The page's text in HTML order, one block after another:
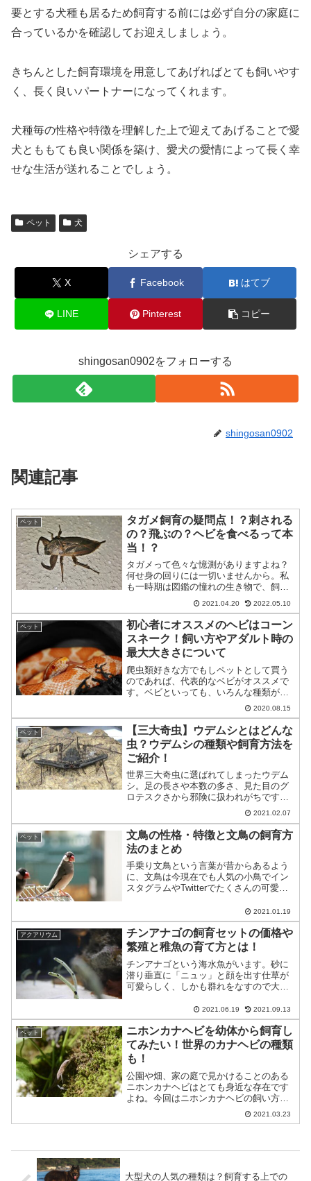
要とする犬種も居るため飼育する前には必ず自分の家庭に
合っているかを確認してお迎えしましょう。
きちんとした飼育環境を用意してあげればとても飼いやす
く、長く良いパートナーになってくれます。
犬種毎の性格や特徴を理解した上で迎えてあげることで愛
犬とももても良い関係を築け、愛犬の愛情によって長く幸
せな生活が送れることでしょう。
ペット 犬
シェアする
X Facebook はてブ
LINE Pinterest コピー
shingosan0902をフォローする
shingosan0902
関連記事
ペット
タガメ飼育の疑問点！？刺される
の？飛ぶの？ヘビを食べるって本
当！？
タガメって色々な憶測がありますよね？
何せ身の回りには一切いませんから。私
も一時期は図鑑の憧れの生き物で、飼育
して初めて分かることだらけでした。そ
んなタガメの疑問に今回は答えていきま
す。スポンサードリンク (adsbygoogle =
win...
2021.04.20 2022.05.10
ペット
初心者にオススメのヘビはコーン
スネーク！飼い方やアダルト時の
最大大きさについて
爬虫類好きな方でもしペットとして買う
のであれば、代表的なベビがオススメで
す。ベビといっても、いろんな種類がい
ますが、とくに初心者の方にオススメな
のがコーンスネークという種類になりま
す。性格も穏やかで、攻撃的な部分がな
く、安心して接触ができま...
2020.08.15
ペット
【三大奇虫】ウデムシとはどんな
虫？ウデムシの種類や飼育方法を
ご紹介！
世界三大奇虫に選ばれてしまったウデム
シ。足の長さや本数の多さ、見た目のグ
ロテスクさから邪険に扱われがちです。
エイリアンのような見た目をしたウデム
シですが、2本の前足で器用に捕食する姿
は意外と可愛らしく、ペットとして迎え
入れる人も少なからずい...
2021.02.07
ペット
文鳥の性格・特徴と文鳥の飼育方
法のまとめ
手乗り文鳥という言葉が昔からあるよう
に、文鳥は今現在でも人気の小鳥でイン
スタグラムやTwitterでたくさんの可愛い
本当に飼いやすいのか、その特徴や性
格、種類、飼育方法について詳しくご紹
介します。スポンサ...
2021.01.19
アクアリウム
チンアナゴの飼育セットの価格や
繁殖と稚魚の育て方とは！
チンアナゴという海水魚がいます。砂に
潜り垂直に「ニュッ」と顔を出す仕草が
可愛らしく、しかも群れをなすので大人
な“チンアナゴ”をクローズアップしていき
ます。スポンサードリンク (adsbygoogle
= w...
2021.06.19 2021.09.13
ペット
ニホンカナヘビを幼体から飼育し
てみたい！世界のカナヘビの種類
も！
公園や畑、家の庭で見かけることのある
ニホンカナヘビはとても身近な存在です
よね。今回はニホンカナヘビの飼い方、
世界にいるカナヘビの仲間達の紹介と、
楽しくなれるカナヘビとの付き合い方に
2021.03.23
大型犬の人気の種類は？飼育する上での